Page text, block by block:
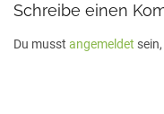
Schreibe einen
Du musst angemeldet